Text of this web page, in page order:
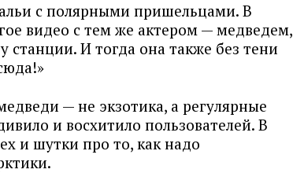
с полярными пришельцами. В
видео с тем же актером — медведем,
станции. И тогда она также без тени
— не экзотика, а регулярные
и восхитило пользователей. В
и шутки про то, как надо